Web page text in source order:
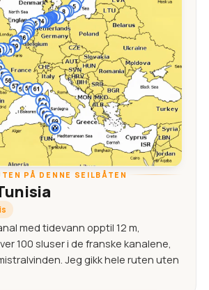
PÅ DENNE SEILBÅTEN
med tidevann opptil 12 m,
100 sluser i de franske kanalene,
Jeg gikk hele ruten uten